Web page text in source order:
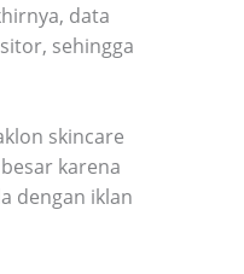
data
sehingga
skincare
karena
dengan iklan